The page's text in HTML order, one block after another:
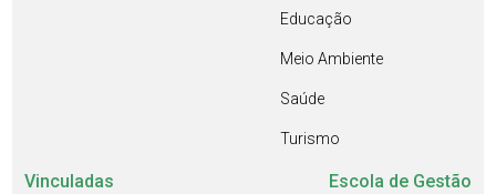
Educação
Meio Ambiente
Saúde
Turismo
Vinculadas Escola de Gestão